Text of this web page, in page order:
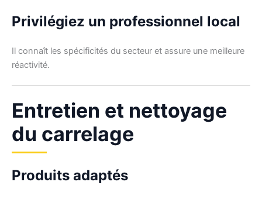
Privilégiez un professionnel local
Il connaît les spécificités du secteur et assure une meilleure
réactivité.
Entretien et nettoyage
du carrelage
Produits adaptés